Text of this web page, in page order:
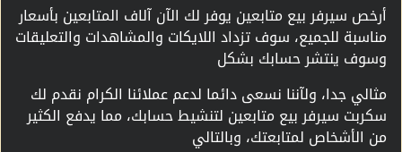
أرخص سيرفر بيع متابعين يوفر لك الآن آلاف المتابعين بأسعار
مناسبة للجميع، سوف تزداد اللايكات والمشاهدات والتعليقات
وسوف ينتشر حسابك بشكل
مثالي جدا، ولآننا نسعى دائما لدعم عملائنا الكرام نقدم لك
سكربت سيرفر بيع متابعين لتنشيط حسابك، مما يدفع الكثير
من الأشخاص لمتابعتك، وبالتالي